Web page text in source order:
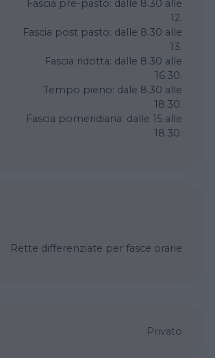
Fascia pre-pasto: dalle 8.30 alle
12.
Fascia post pasto: dalle 8.30 alle
13.
Fascia ridotta: dalle 8.30 alle
16.30.
Tempo pieno: dale 8.30 alle
18.30.
Fascia pomeridiana: dalle 15 alle
18.30.
Rette differenziate per fasce orarie
Privato